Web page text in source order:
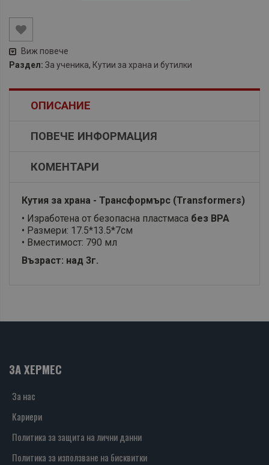
Виж повече
Раздел: За ученика, Кутии за храна и бутилки
ОПИСАНИЕ
ПОВЕЧЕ ИНФОРМАЦИЯ
КОМЕНТАРИ
Кутия за храна - Трансформърс (Transformers)
• Изработена от безопасна пластмаса без BPA
• Размери: 17.5*13.5*7см
• Вместимост: 790 мл
Възраст: над 3г.
ЗА ХЕРМЕС
За нас
Кариери
Политика за защита на лични данни
Политика за използване на бисквитки